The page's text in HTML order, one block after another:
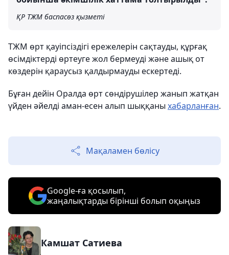
ҚР ТЖМ баспасөз қызметі
ТЖМ өрт қауіпсіздігі ережелерін сақтауды, құрғақ
өсімдіктерді өртеуге жол бермеуді және ашық от
көздерін қараусыз қалдырмауды ескертеді.
Бұған дейін Оралда өрт сөндірушілер жанып жатқан
үйден әйелді аман-есен алып шыққаны хабарланған.
Мақаламен бөлісу
Google-ға қосылып,
жаңалықтарды бірінші болып оқыңыз
Камшат Сатиева